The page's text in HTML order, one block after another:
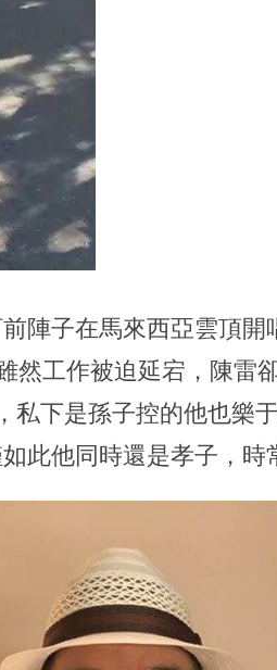
陣子在馬來西亞雲頂
然工作被迫延宕，陳雷
私下是孫子控的他也樂
此他同時還是孝子，時